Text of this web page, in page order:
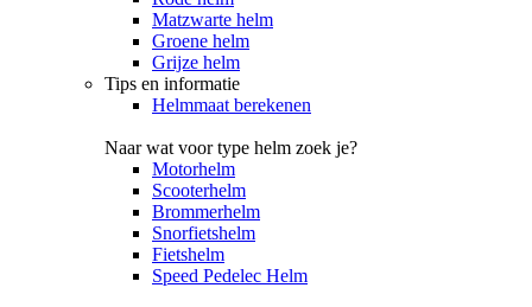
Matzwarte helm
Groene helm
Grijze helm
Tips en informatie
Helmmaat berekenen
Naar wat voor type helm zoek je?
Motorhelm
Scooterhelm
Brommerhelm
Snorfietshelm
Fietshelm
Speed Pedelec Helm